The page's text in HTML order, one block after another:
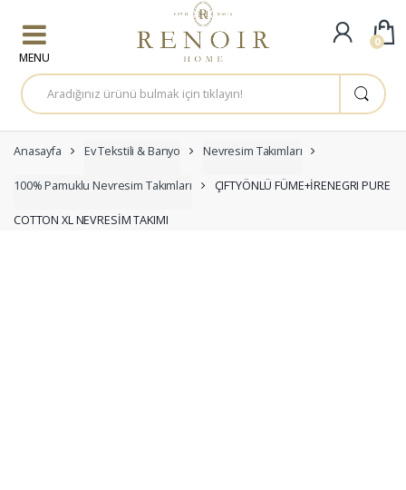
A
r
a
a
:
Anasayfa Ev Tekstili & Banyo Nevresim Takımları
100% Pamuklu Nevresim Takımları ÇIFTYÖNLÜ FÜME+İRENEGRI PURE
COTTON XL NEVRESİM TAKIMI
0